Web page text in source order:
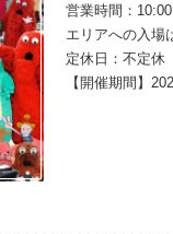
営業時間：
エリアへの入場
定休日：不定休
【開催期間】